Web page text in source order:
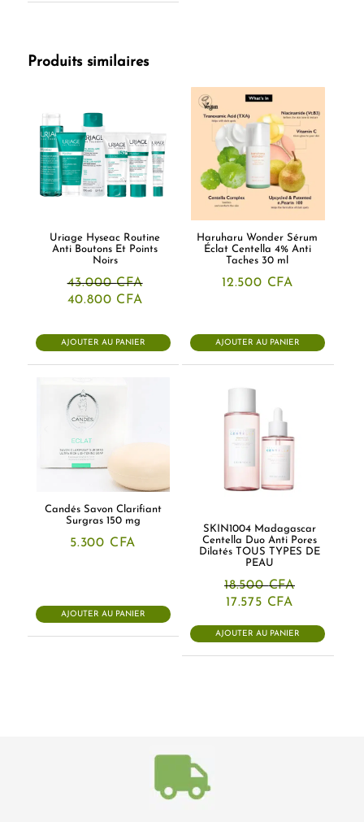
Produits similaires
Uriage Hyseac Routine
Anti Boutons Et Points
Noirs
43.000CFA
Le
était :
43.000 CFA.
40.800 CFA
est :
40.800 CFA.
AJOUTER AU PANIER
Haruharu Wonder Sérum
Éclat Centella 4% Anti
Taches 30 ml
12.500 CFA
AJOUTER AU PANIER
Candés Savon Clarifiant
Surgras 150 mg
5.300 CFA
AJOUTER AU PANIER
SKIN1004 Madagascar
Centella Duo Anti Pores
Dilatés TOUS TYPES DE
PEAU
18.500CFA
Le
initial
était :
17.575 CFA
actuel
est :
AJOUTER AU PANIER